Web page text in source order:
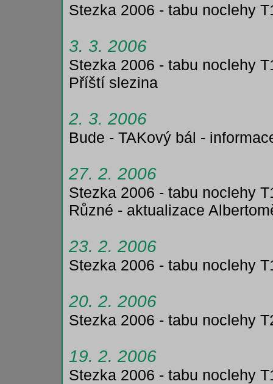
Stezka 2006 - tabu noclehy
3. 3. 2006
Stezka 2006 - tabu noclehy
Příští slezina
2. 3. 2006
Bude - TAKový bál -
27. 2. 2006
Stezka 2006 - tabu noclehy
Různé - aktualizace
23. 2. 2006
Stezka 2006 - tabu noclehy
20. 2. 2006
Stezka 2006 - tabu noclehy
19. 2. 2006
Stezka 2006 - tabu noclehy